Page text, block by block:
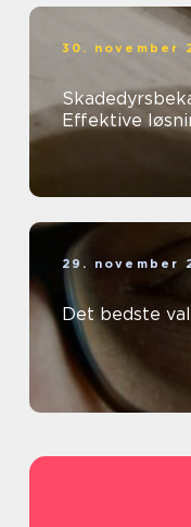
30. november
Effektive
29. november
Det bedste